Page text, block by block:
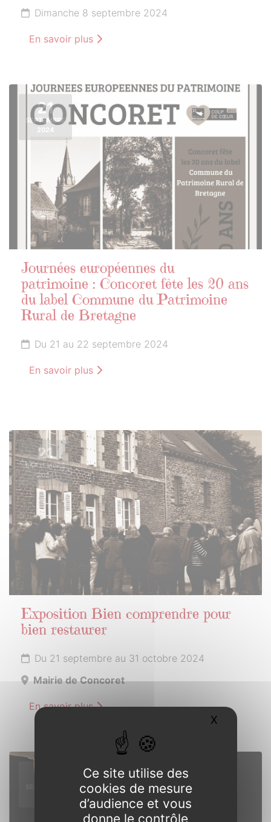
Dimanche 8 septembre 2024
En savoir plus
21
SEPTEMBRE
2024
Journées européennes du
patrimoine : Concoret fête les 20 ans
du label Commune du Patrimoine
Rural de Bretagne
Du 21 au 22 septembre 2024
En savoir plus
21
SEPTEMBRE
2024
Exposition Bien comprendre pour
bien restaurer
Du 21 septembre au 31 octobre 2024
Mairie de Concoret
En savoir plus
Ce site utilise des
cookies de mesure
d’audience et vous
donne le contrôle
X Masquer